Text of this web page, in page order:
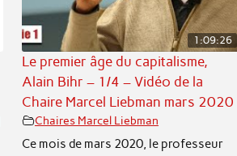
1:09:26
Le premier âge du capitalisme,
Alain Bihr – 1/4 – Vidéo de la
Chaire Marcel Liebman mars 2020
Chaires Marcel Liebman
Ce mois de mars 2020, le professeur